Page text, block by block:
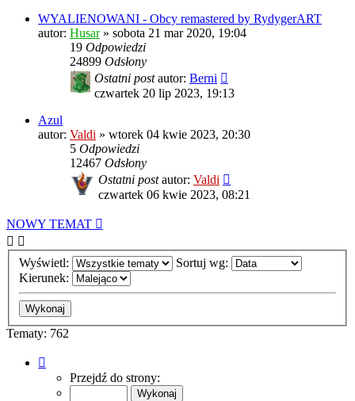
WYALIENOWANI - Obcy remastered by RydygerART
autor: Husar» sobota 21 mar 2020, 19:04
19 Odpowiedzi
24899 Odsłony
Ostatni postautor: Berni
czwartek 20 lip 2023, 19:13
Azul
autor: Valdi » wtorek 04 kwie 2023, 20:30
5 Odpowiedzi
12467 Odsłony
Ostatni postautor: Valdi
czwartek 06 kwie 2023, 08:21
NOWY TEMAT
Wyświetl:
Sortuj wg:
Kierunek:
Tematy: 762
Przejdź do strony: